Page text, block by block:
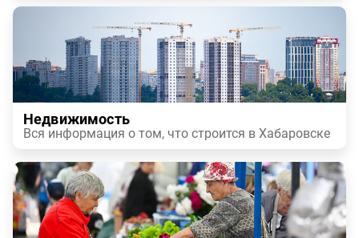
Недвижимость
Вся информация о том, что строится в Хабаровске